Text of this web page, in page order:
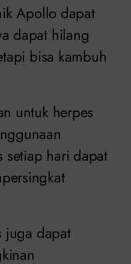
Apollo dapat
dapat hilang
bisa kambuh
untuk herpes
setiap hari dapat
juga dapat